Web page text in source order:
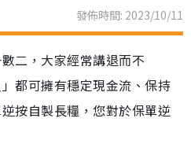
發佈時間: 2023/10/11
二，大家經常講退而不
都可擁有穩定現金流、保持
按自製長糧，您對於保單逆